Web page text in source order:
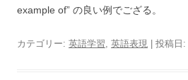
example of” の良い例でござる。
カテゴリー: 英語学習, 英語表現 | 投稿日: